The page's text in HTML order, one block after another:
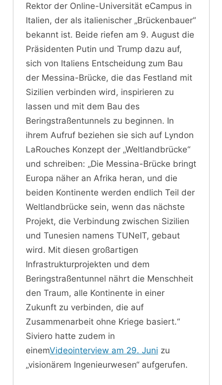
Rektor der Online-Universität eCampus in
Italien, der als italienischer „Brückenbauer“
bekannt ist. Beide riefen am 9. August die
Präsidenten Putin und Trump dazu auf,
sich von Italiens Entscheidung zum Bau
der Messina-Brücke, die das Festland mit
Sizilien verbinden wird, inspirieren zu
lassen und mit dem Bau des
Beringstraßentunnels zu beginnen. In
ihrem Aufruf beziehen sie sich auf Lyndon
LaRouches Konzept der „Weltlandbrücke“
und schreiben: „Die Messina-Brücke bringt
Europa näher an Afrika heran, und die
beiden Kontinente werden endlich Teil der
Weltlandbrücke sein, wenn das nächste
Projekt, die Verbindung zwischen Sizilien
und Tunesien namens TUNeIT, gebaut
wird. Mit diesen großartigen
Infrastrukturprojekten und dem
Beringstraßentunnel nährt die Menschheit
den Traum, alle Kontinente in einer
Zukunft zu verbinden, die auf
Zusammenarbeit ohne Kriege basiert.“
Siviero hatte zudem in
einemVideointerview am 29. Juni zu
„visionärem Ingenieurwesen“ aufgerufen.